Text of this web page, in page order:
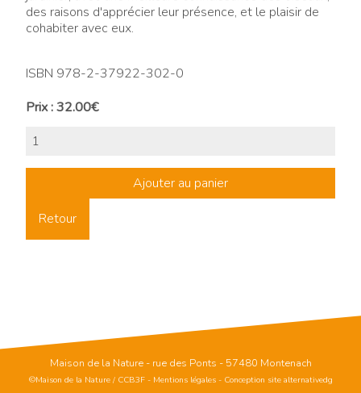
des raisons d'apprécier leur présence, et le plaisir de
cohabiter avec eux.
ISBN 978-2-37922-302-0
Prix : 32.00€
Retour
Maison de la Nature - rue des Ponts - 57480 Montenach
©Maison de la Nature / CCB3F- Mentions légales- Conception site alternativedg